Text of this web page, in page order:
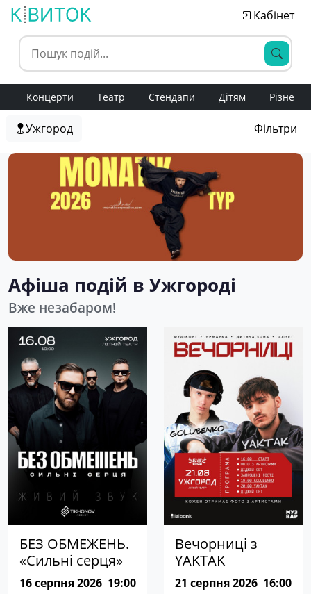
Кабінет
Концерти Театр Стендапи Дітям Різне
Ужгород Фільтри
Афіша подій в Ужгороді
Вже незабаром!
БЕЗ ОБМЕЖЕНЬ.
«Сильні серця»
16 серпня 2026 19:00
Вечорниці з
YAKTAK
21 серпня 2026 16:00